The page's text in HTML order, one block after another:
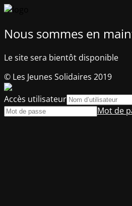
Nous sommes en
Le site sera bientôt disponible
© Les Jeunes Solidaires 2019
Accès utilisateur
Mot de